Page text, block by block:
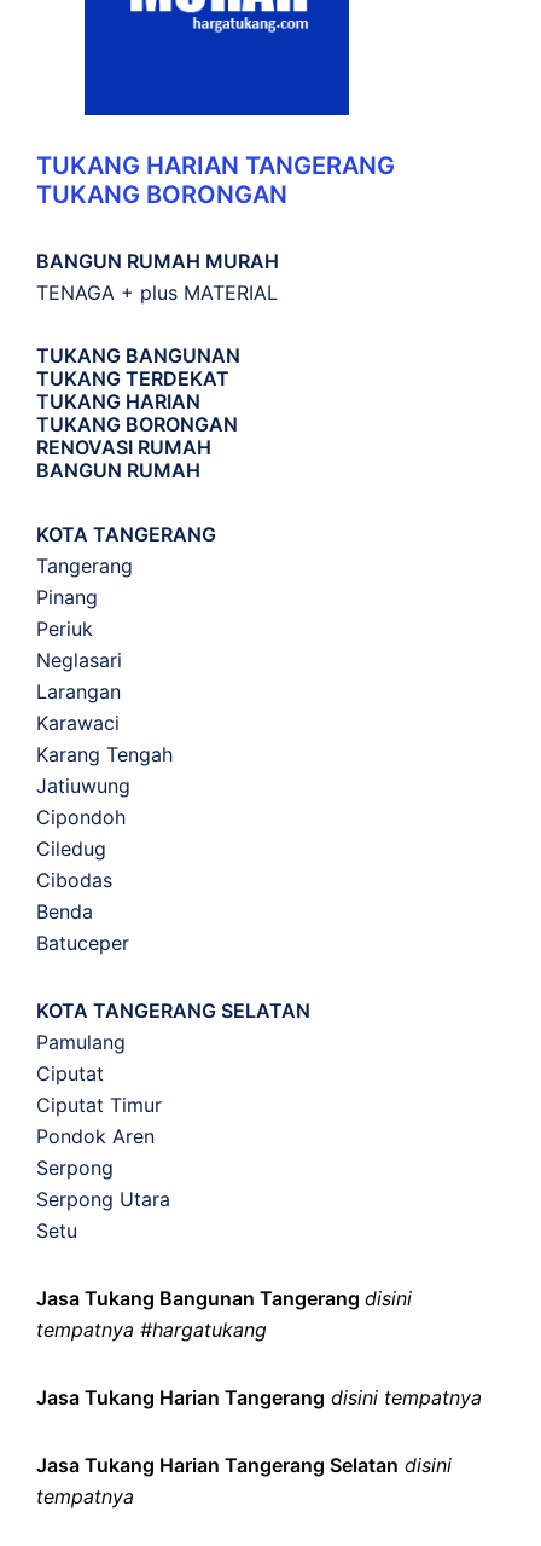
TUKANG HARIAN TANGERANG
TUKANG BORONGAN
BANGUN RUMAH MURAH
TENAGA + plus MATERIAL
TUKANG BANGUNAN
TUKANG TERDEKAT
TUKANG HARIAN
TUKANG BORONGAN
RENOVASI RUMAH
BANGUN RUMAH
KOTA TANGERANG
Tangerang
Pinang
Periuk
Neglasari
Larangan
Karawaci
Karang Tengah
Jatiuwung
Cipondoh
Ciledug
Cibodas
Benda
Batuceper
KOTA TANGERANG SELATAN
Pamulang
Ciputat
Ciputat Timur
Pondok Aren
Serpong
Serpong Utara
Setu
Jasa Tukang Bangunan Tangerang disini
tempatnya #hargatukang
Jasa Tukang Harian Tangerang disini tempatnya
Jasa Tukang Harian Tangerang Selatan disini
tempatnya